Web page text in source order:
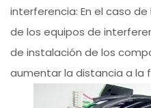
interferencia: En el caso
de los equipos de
de instalación de los
aumentar la distancia a la